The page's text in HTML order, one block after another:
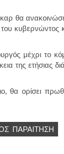
θα
μέχρι το
της ετήσιας
θα ορίσει
ΠΑΡΑΊΤΗΣΗ